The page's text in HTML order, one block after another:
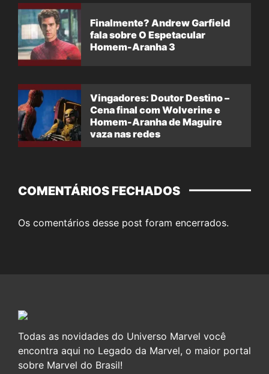
Finalmente? Andrew Garfield
fala sobre O Espetacular
Homem-Aranha 3
Vingadores: Doutor Destino –
Cena final com Wolverine e
Homem-Aranha de Maguire
vaza nas redes
COMENTÁRIOS FECHADOS
Os comentários desse post foram encerrados.
Todas as novidades do Universo Marvel você
encontra aqui no Legado da Marvel, o maior portal
sobre Marvel do Brasil!